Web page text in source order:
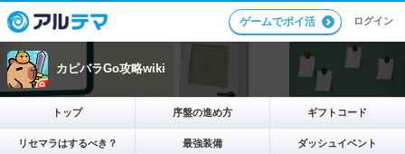
ゲームでポイ活 ログイン
カピバラGo攻略wiki
トップ 序盤の進め方 ギフトコード
リセマラはするべき？ 最強装備 ダッシュイベント